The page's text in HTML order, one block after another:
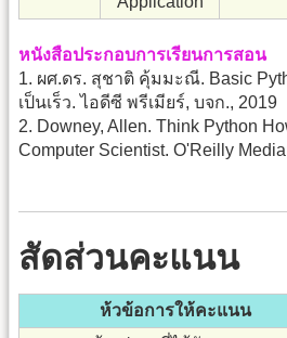
หนังสือประกอบการเรียนการสอน
1. ผศ.ดร. สุชาติ คุ้มมะณี. Basic
เป็นเร็ว. ไอดีซี พรีเมียร์, บจก., 2019
2. Downey, Allen. Think Python
Computer Scientist. O'Reilly
สัดส่วนคะแนน
ห้วข้อการให้คะแนน